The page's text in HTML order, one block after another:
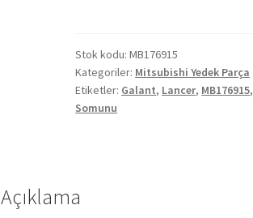
Rulman
Somunu
MB176915
adet
Stok kodu:MB176915
Kategoriler: Mitsubishi Yedek Parça
Etiketler: Galant, Lancer, MB176915,
Somunu
Açıklama